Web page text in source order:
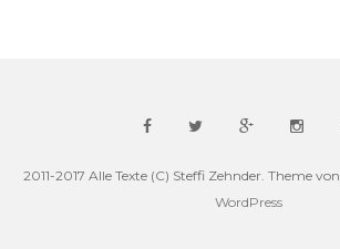
2011-2017 Alle Texte (C) Steffi Zehnder. Theme von
WordPress